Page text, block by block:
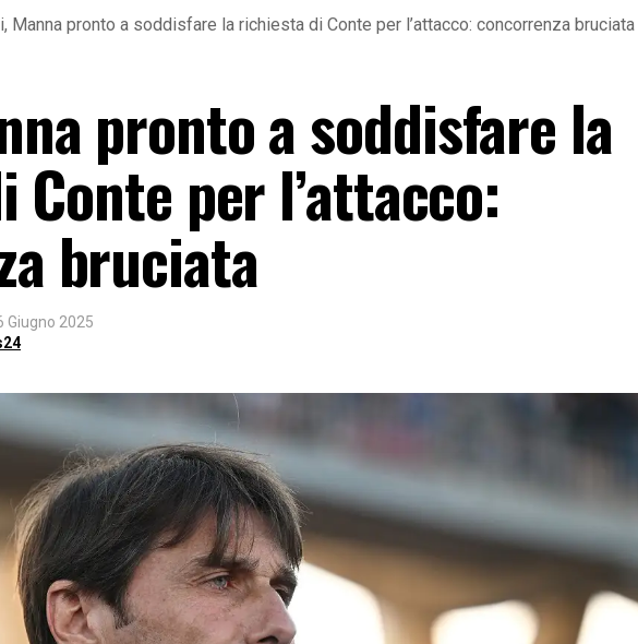
Manna pronto a soddisfare la richiesta di Conte per l’attacco: concorrenza bruciata
pronto a soddisfare la
per l’attacco:
bruciata
Giugno 2025